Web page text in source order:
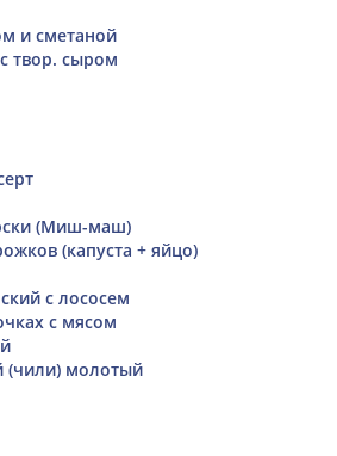
и сметаной
твор. сыром
(Миш-маш)
(капуста + яйцо)
с лососем
с мясом
(чили) молотый